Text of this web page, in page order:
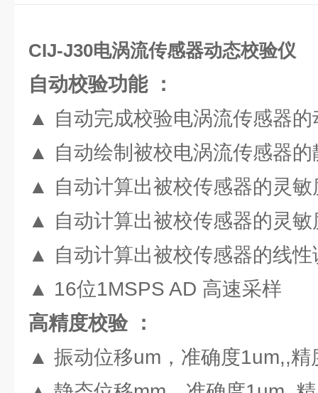
CIJ-J30电涡流传感器动态校验仪
自动校验功能 ：
▲ 自动完成校验电涡流传感器
▲ 自动绘制被校电涡流传感器
▲ 自动计算出被校传感器的灵敏
▲ 自动计算出被校传感器的灵敏
▲ 自动计算出被校传感器的线性
▲ 16位1MSPS AD 高速采样
高精度校验 ：
▲ 振动位移um，准确度1um,,精